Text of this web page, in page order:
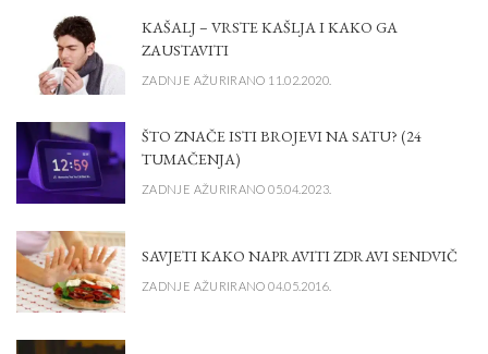
KAŠALJ – VRSTE KAŠLJA I KAKO GA
ZAUSTAVITI
ZADNJE AŽURIRANO 11.02.2020.
ŠTO ZNAČE ISTI BROJEVI NA SATU? (24
TUMAČENJA)
ZADNJE AŽURIRANO 05.04.2023.
SAVJETI KAKO NAPRAVITI ZDRAVI SENDVIČ
ZADNJE AŽURIRANO 04.05.2016.